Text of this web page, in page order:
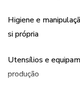
Higiene e
si própria
Utensílios e
produção